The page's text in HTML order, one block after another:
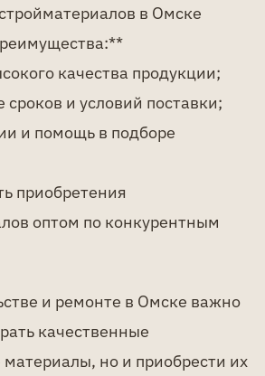
в Омске
качества продукции;
и условий поставки;
и помощь в подборе
приобретения
оптом по конкурентным
и ремонте в Омске важно
качественные
но и приобрести их